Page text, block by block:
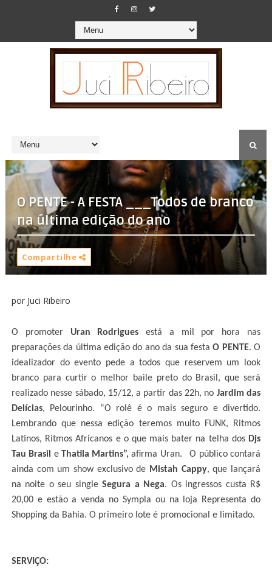
O PENTE - A FESTA ___Todos de branco
na última edição do ano
Compartilhe
por Juci Ribeiro
O promoter Uran Rodrigues está a mil por hora nas
preparações da última edição do ano da sua festaO PENTE. O
idealizador do evento pede a todos que reservem um look
branco para curtir o melhor baile preto do Brasil, que será
realizado nesse sábado, 15/12, a partir das 22h, no Jardim das
Delícias, Pelourinho. “O rolê é o mais seguro e divertido.
Lembrando que nessa edição teremos muito FUNK, Ritmos
Latinos, Ritmos Africanos e o que mais bater na telha dos Djs
Tau Brasil e Thatila Martins”,afirma Uran. O público contará
ainda com um show exclusivo de Mistah Cappy, que lançará
na noite o seu singleSegura a Nega. Os ingressos custa R$
20,00 e estão a venda no Sympla ou na loja Representa do
Shopping da Bahia. O primeiro lote é promocional e limitado.
SERVIÇO: